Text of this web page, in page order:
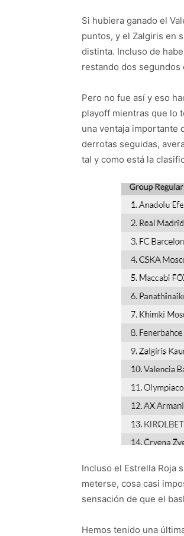
Si hubiera ganado el
puntos, y el Zalgiris en
distinta. Incluso de
restando dos segundos
Pero no fue así y eso
playoff mientras que lo
una ventaja importante
derrotas seguidas,
tal y como está la
Incluso el Estrella Roja
meterse, cosa casi
sensación de que el
Hemos tenido una